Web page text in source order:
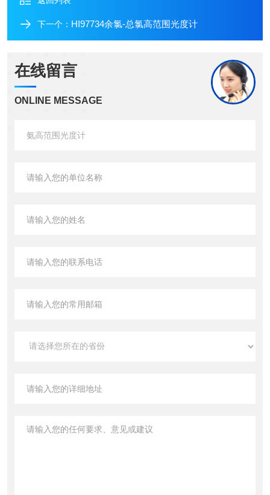
下一个： HI97734余氯-总氯高范围光度计
在线留言
ONLINE MESSAGE